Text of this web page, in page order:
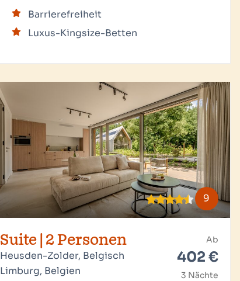
Barrierefreiheit
Luxus-Kingsize-Betten
9
Ab
402 €
3 Nächte
Suite | 2 Personen
Heusden-Zolder, Belgisch
Limburg, Belgien